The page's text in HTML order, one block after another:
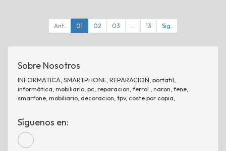
Ant. 01 02 03 13 Sig.
Sobre Nosotros
INFORMATICA, SMARTPHONE, REPARACION, portatil,
informática, mobiliario, pc, reparacion, ferrol , naron, fene,
smarfone, mobiliario, decoracion, tpv, coste por copia,
Síguenos en: